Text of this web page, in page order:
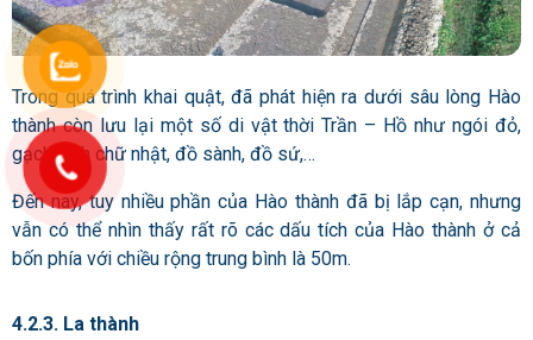
Trong quá trình khai quật, đã phát hiện ra dưới sâu lòng Hào
thành còn lưu lại một số di vật thời Trần – Hồ như ngói đỏ,
gạch hình chữ nhật, đồ sành, đồ sứ,…
Đến nay, tuy nhiều phần của Hào thành đã bị lắp cạn, nhưng
vẫn có thể nhìn thấy rất rõ các dấu tích của Hào thành ở cả
bốn phía với chiều rộng trung bình là 50m.
4.2.3. La thành